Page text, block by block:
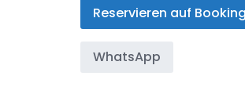
Reservieren auf
WhatsApp